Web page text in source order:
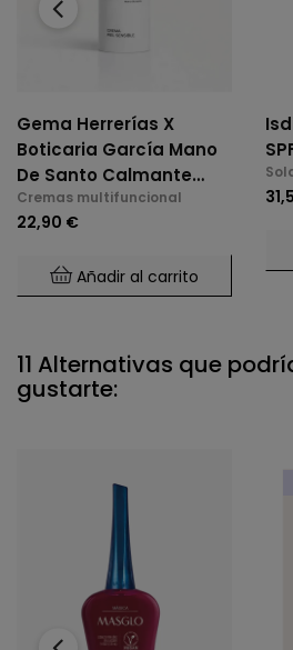
Gema Herrerías X
Boticaria García Mano
De Santo Calmante
Reparadora 50 Ml
Cremas multifuncional
22,90 €
Añadir al carrito
11 Alternativas que
gustarte:
‹